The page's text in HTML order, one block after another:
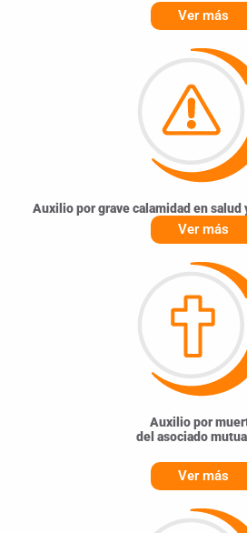
Ver más
Auxilio por grave calamidad en salud
Ver más
Auxilio por
del asociado
Ver más